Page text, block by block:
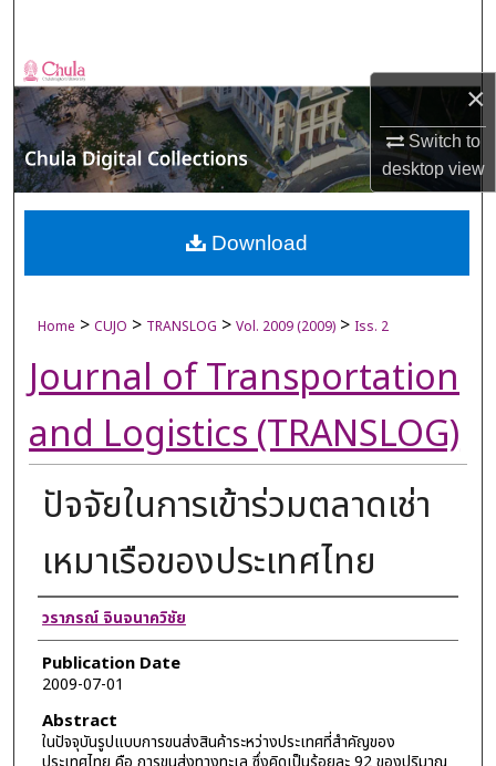
×
Switch to
desktopview
Browse Collections
My Account
About
Digital Commons Network™
Home > CUJO > TRANSLOG > Vol. 2009 (2009) > Iss. 2
Journal of Transportation
and Logistics (TRANSLOG)
ปัจจัยในการเข้าร่วมตลาดเช่า
เหมาเรือของประเทศไทย
Authors
วราภรณ์ จินจนาควิชัย
Publication Date
2009-07-01
Abstract
ในปัจจุบันรูปแบบการขนส่งสินค้าระหว่างประเทศที่สำคัญของ
Download